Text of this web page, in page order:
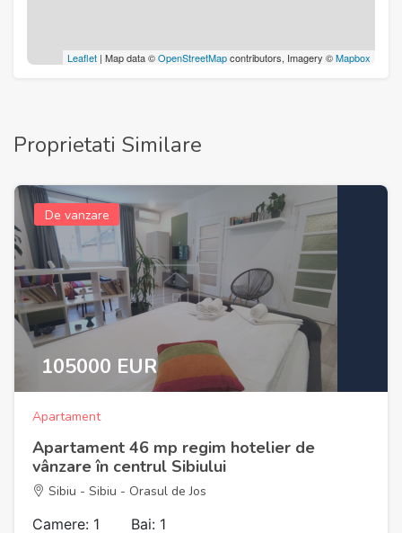
Leaflet | Map data ©OpenStreetMapcontributors, Imagery ©Mapbox
Proprietati Similare
De vanzare
105000 EUR
Apartament
Apartament 46 mp regim hotelier de
vânzare în centrul Sibiului
Sibiu - Sibiu - Orasul de Jos
Camere: 1 Bai: 1